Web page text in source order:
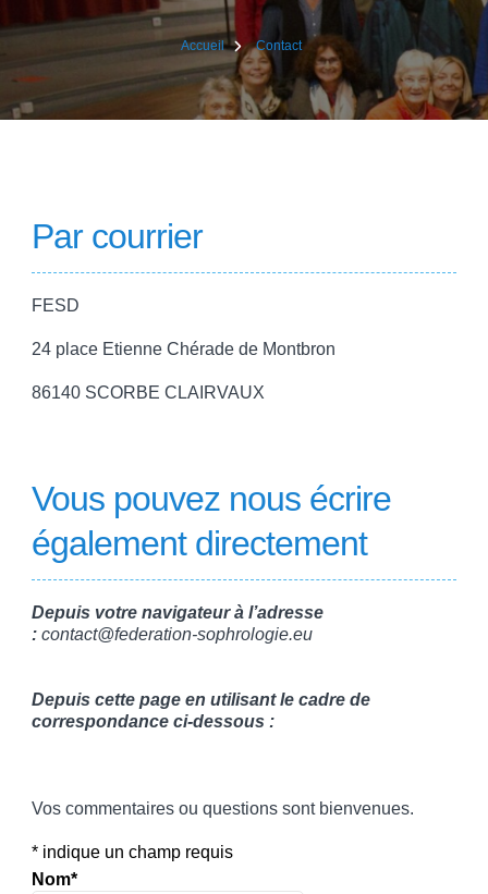
Accueil Contact
Par courrier
FESD
24 place Etienne Chérade de Montbron
86140 SCORBE CLAIRVAUX
Vous pouvez nous écrire
également directement
Depuis votre navigateur à l’adresse
: contact@federation-sophrologie.eu
Depuis cette page en utilisant le cadre de
correspondance ci-dessous :
Vos commentaires ou questions sont bienvenues.
* indique un champ requis
Nom*